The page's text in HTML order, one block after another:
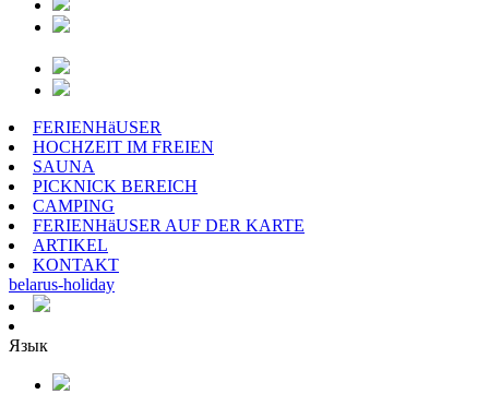
FERIENHäUSER
HOCHZEIT IM FREIEN
SAUNA
PICKNICK BEREICH
CAMPING
FERIENHäUSER AUF DER KARTE
ARTIKEL
KONTAKT
belarus-holiday
Язык